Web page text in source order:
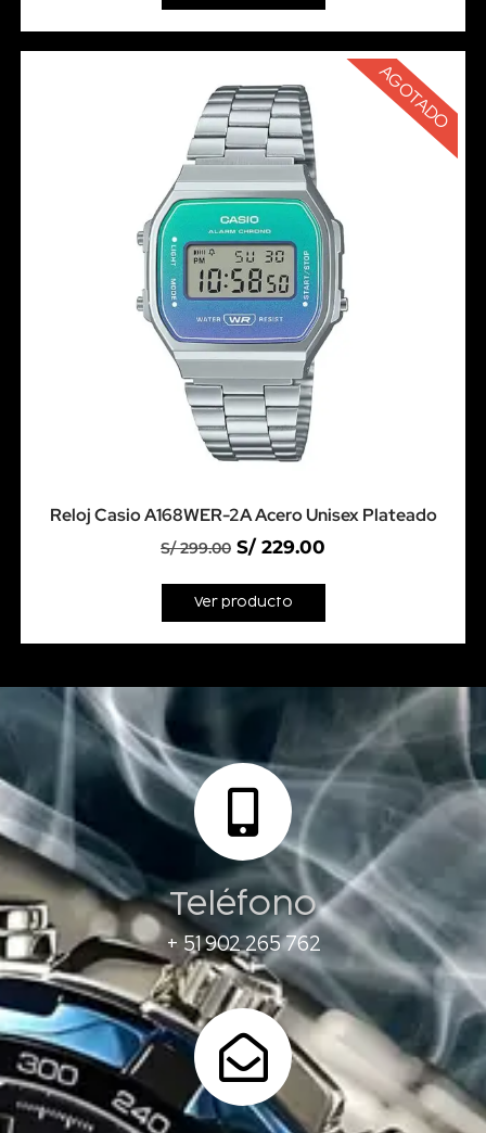
AGOTADO
Reloj Casio A168WER-2A Acero Unisex Plateado
S/299.00 S/ 229.00
Ver producto
Teléfono
+ 51 902 265 762